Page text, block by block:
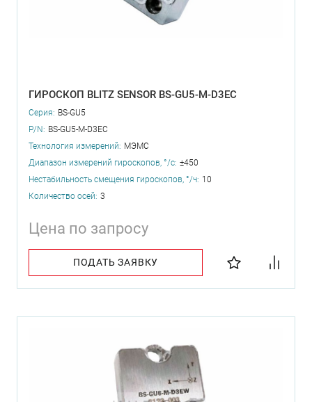
ГИРОСКОП BLITZ SENSOR BS-GU5-M-D3EC
Серия: BS-GU5
P/N: BS-GU5-M-D3EC
Технология измерений: МЭМС
Диапазон измерений гироскопов, °/с: ±450
Нестабильность смещения гироскопов, °/ч: 10
Количество осей: 3
Цена по запросу
ПОДАТЬ ЗАЯВКУ